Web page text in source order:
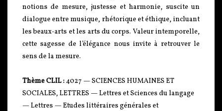
notions de mesure, justesse et harmonie, suscite un
dialogue entre musique, rhétorique et éthique, incluant
les beaux-arts et les arts du corps. Valeur intemporelle,
cette sagesse de l’élégance nous invite à retrouver le
sens de la mesure.
Thème CLIL :4027 — SCIENCES HUMAINES ET
SOCIALES, LETTRES — Lettres et Sciences du langage
— Lettres — Etudes littéraires générales et